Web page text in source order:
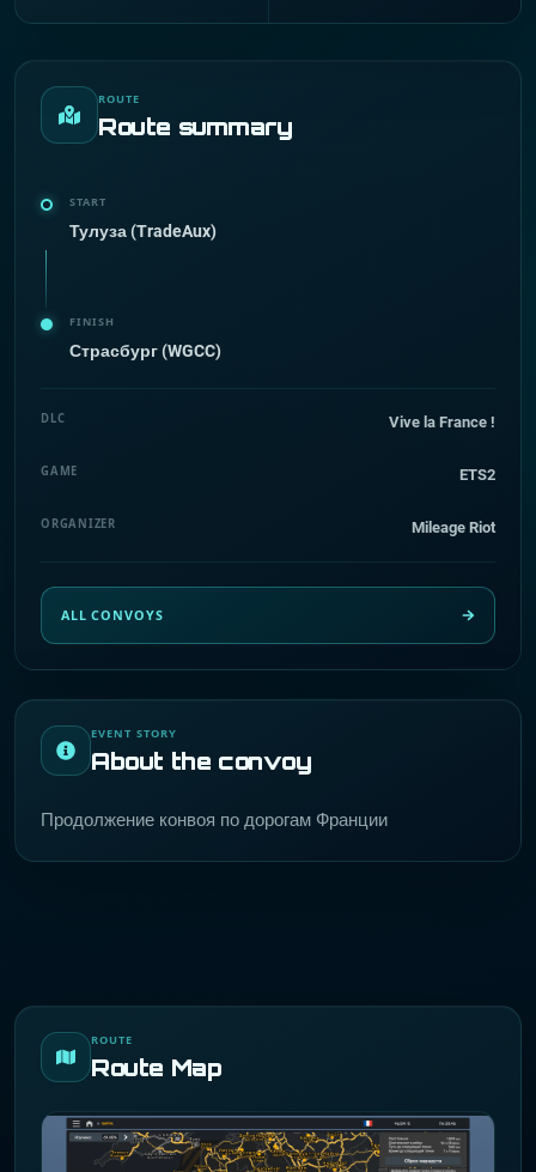
EVENT STORY
About the convoy
Продолжение конвоя по дорогам Франции
ROUTE
Route Map
ROUTE
Route summary
START
Тулуза (TradeAux)
FINISH
Страсбург (WGCC)
DLC Vive la France !
GAME ETS2
ORGANIZER Mileage Riot
ALL CONVOYS